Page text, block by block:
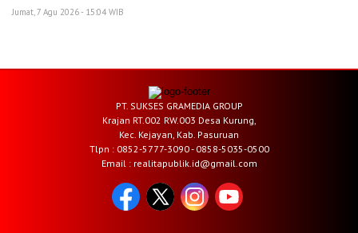
Jumat, 7 Agu 2026 - 15:04 WIB
PT. SUKSES GRAMEDIA GROUP
Krajan RT.002 RW.003 Desa Kurung,
Kec. Kejayan, Kab. Pasuruan
Tlpn : 0852-5777-3090 - 0858-5035-0500
Email : realitapublik.id@gmail.com